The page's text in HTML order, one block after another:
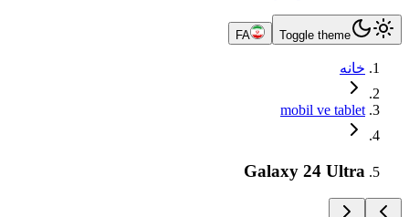
Toggle theme
FA
خانه
mobil ve tablet
Galaxy 24 Ultra